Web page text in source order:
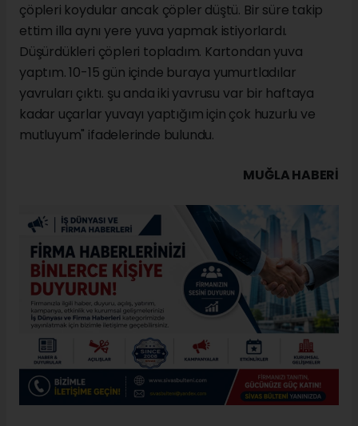
çöpleri koydular ancak çöpler düştü. Bir süre takip
ettim illa aynı yere yuva yapmak istiyorlardı.
Düşürdükleri çöpleri topladım. Kartondan yuva
yaptım. 10-15 gün içinde buraya yumurtladılar
yavruları çıktı. şu anda iki yavrusu var bir haftaya
kadar uçarlar yuvayı yaptığım için çok huzurlu ve
mutluyum" ifadelerinde bulundu.
MUĞLA HABERİ